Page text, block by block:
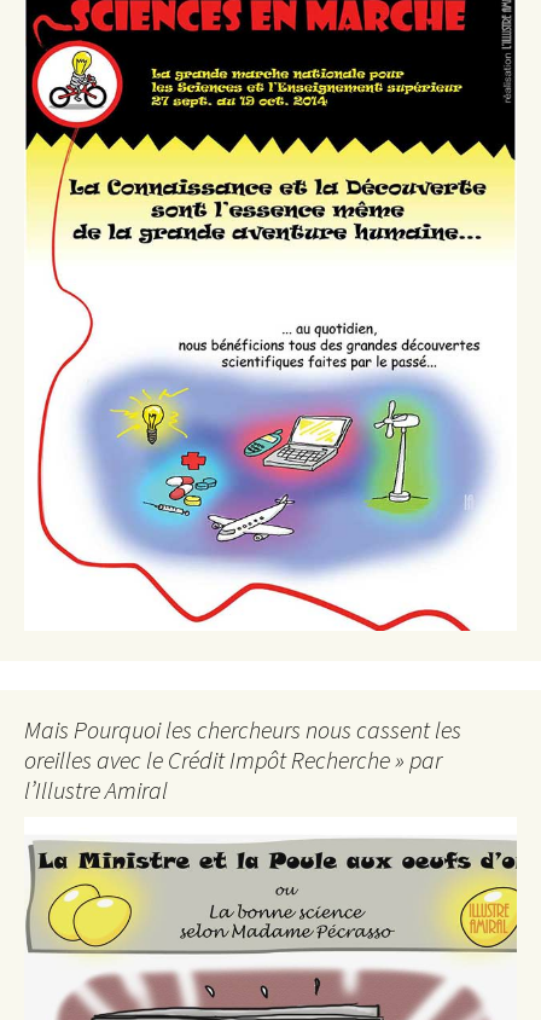
Mais Pourquoi les chercheurs nous cassent les
oreilles avec le Crédit Impôt Recherche » par
l’Illustre Amiral